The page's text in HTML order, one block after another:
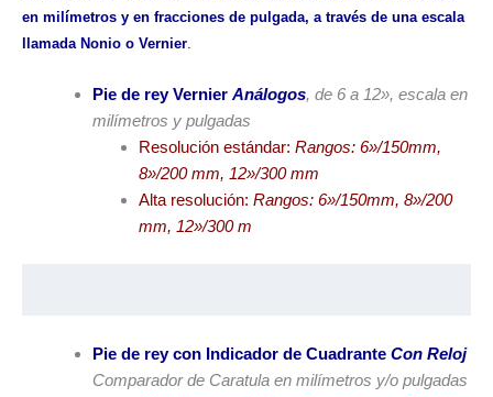
en milímetros y en fracciones de pulgada, a través de una escala
llamada Nonio o Vernier
Pie de rey Vernier Análogos, de 6 a 12», escala en
milímetros y pulgadas
Resolución estándar: Rangos: 6»/150mm,
8»/200 mm, 12»/300 mm
Alta resolución: Rangos: 6»/150mm, 8»/200
mm, 12»/300 m
Pie de rey con Indicador de Cuadrante Con Reloj
Comparador de Caratula en milímetros y/o pulgadas